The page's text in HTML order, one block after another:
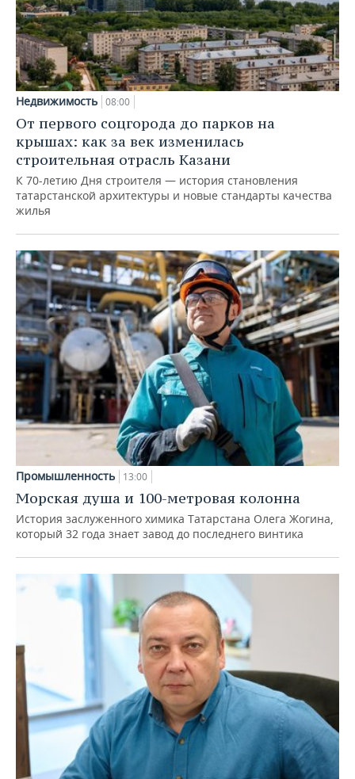
Недвижимость 08:00
От первого соцгорода до парков на
крышах: как за век изменилась
строительная отрасль Казани
К 70-летию Дня строителя — история становления
татарстанской архитектуры и новые стандарты качества
жилья
Промышленность 13:00
Морская душа и 100-метровая колонна
История заслуженного химика Татарстана Олега Жогина,
который 32 года знает завод до последнего винтика